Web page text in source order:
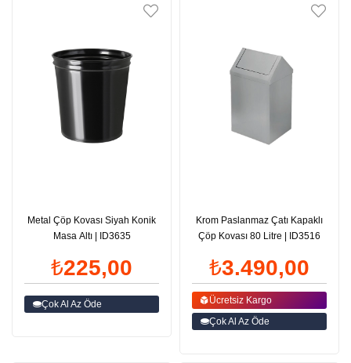
Metal Çöp Kovası Siyah Konik
Masa Altı | ID3635
₺225,00
Çok Al Az Öde
Krom Paslanmaz Çatı Kapaklı
Çöp Kovası 80 Litre | ID3516
₺3.490,00
Ücretsiz Kargo
Çok Al Az Öde